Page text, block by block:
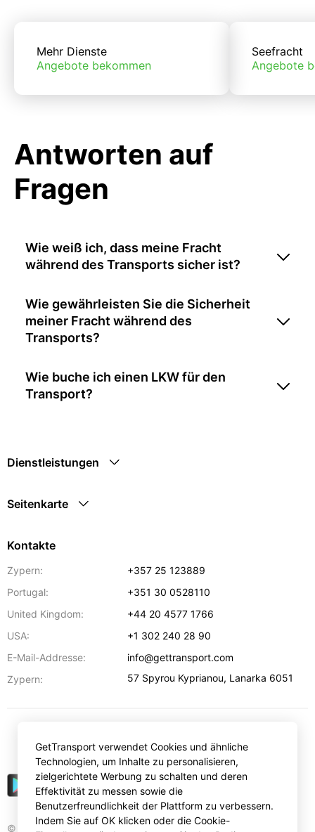
Mehr Dienste
Angebote bekommen
Seefracht
Angebote
Antworten auf
Fragen
Wie weiß ich, dass meine Fracht
während des Transports sicher ist?
Wie gewährleisten Sie die Sicherheit
meiner Fracht während des
Transports?
Wie buche ich einen LKW für den
Transport?
Dienstleistungen
Seitenkarte
Kontakte
Zypern:
+357 25 123889
Portugal:
+351 30 0528110
United Kingdom:
+44 20 4577 1766
USA:
+1 302 240 28 90
E-Mail-Addresse:
info@gettransport.com
Zypern:
57 Spyrou Kyprianou, Lanarka 6051
© Gettransport International Limited. GetTransport®
EURGetTransport verwendet Cookies und ähnliche
Technologien, um Inhalte zu personalisieren,
zielgerichtete Werbung zu schalten und deren
Effektivität zu messen sowie die
Benutzerfreundlichkeit der Plattform zu verbessern.
Indem Sie auf OK klicken oder die Cookie-